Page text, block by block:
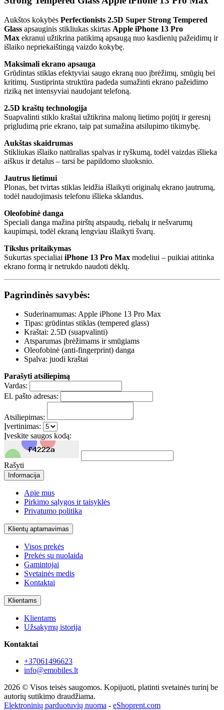
Aukštos kokybės Perfectionists 2.5D Super Strong Tempered
Glass apsauginis stikliukas skirtas Apple iPhone 13 Pro
Max ekranui užtikrina patikimą apsaugą nuo kasdienių pažeidimų ir
išlaiko nepriekaištingą vaizdo kokybę.
Maksimali ekrano apsauga
Grūdintas stiklas efektyviai saugo ekraną nuo įbrėžimų, smūgių bei
kritimų. Sustiprinta struktūra padeda sumažinti ekrano pažeidimo
riziką net intensyviai naudojant telefoną.
2.5D kraštų technologija
Suapvalinti stiklo kraštai užtikrina malonų lietimo pojūtį ir geresnį
prigludimą prie ekrano, taip pat sumažina atsilupimo tikimybę.
Aukštas skaidrumas
Stikliukas išlaiko natūralias spalvas ir ryškumą, todėl vaizdas išlieka
aiškus ir detalus – tarsi be papildomo sluoksnio.
Jautrus lietimui
Plonas, bet tvirtas stiklas leidžia išlaikyti originalų ekrano jautrumą,
todėl naudojimasis telefonu išlieka sklandus.
Oleofobinė danga
Speciali danga mažina pirštų atspaudų, riebalų ir nešvarumų
kaupimąsi, todėl ekraną lengviau išlaikyti švarų.
Tikslus pritaikymas
Sukurtas specialiai iPhone 13 Pro Max modeliui – puikiai atitinka
ekrano formą ir netrukdo naudoti dėklų.
Pagrindinės savybės:
Suderinamumas: Apple iPhone 13 Pro Max
Tipas: grūdintas stiklas (tempered glass)
Kraštai: 2.5D (suapvalinti)
Atsparumas įbrėžimams ir smūgiams
Oleofobinė (anti-fingerprint) danga
Spalva: juodi kraštai
Parašyti atsiliepimą
Vardas:
El. pašto adresas:
Atsiliepimas:
Įvertinimas:
Įveskite saugos kodą:
Rašyti
Informacija
Apie mus
Pirkimo sąlygos ir taisyklės
Privatumo politika
Klientų aptarnavimas
Visos prekės
Prekės su nuolaida
Gamintojai
Svetainės medis
Kontaktai
Klientams
Klientams
Užsakymų istorija
Kontaktai
+37061496623
info@emobiles.lt
2026 © Visos teisės saugomos. Kopijuoti, platinti svetainės turinį be
autorių sutikimo draudžiama.
Elektroninių parduotuvių nuoma - eShoprent.com